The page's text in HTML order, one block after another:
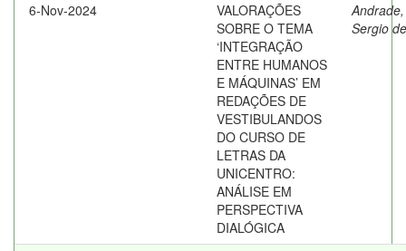
6-Nov-2024
VALORAÇÕES
SOBRE O TEMA
‘INTEGRAÇÃO
ENTRE HUMANOS
E MÁQUINAS’ EM
REDAÇÕES DE
VESTIBULANDOS
DO CURSO DE
LETRAS DA
UNICENTRO:
ANÁLISE EM
PERSPECTIVA
DIALÓGICA
Andrade,
Sergio de